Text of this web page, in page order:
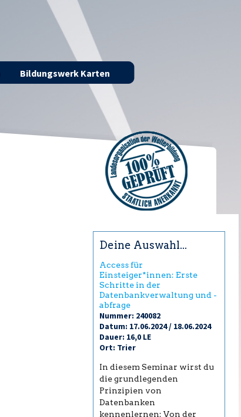
Bildungswerk Karten
Deine Auswahl...
Access für
Einsteiger*innen: Erste
Schritte in der
Datenbankverwaltung und -
abfrage
Nummer: 240082
Datum: 17.06.2024 / 18.06.2024
Dauer: 16,0 LE
Ort: Trier
In diesem Seminar wirst du
die grundlegenden
Prinzipien von
Datenbanken
kennenlernen: Von der